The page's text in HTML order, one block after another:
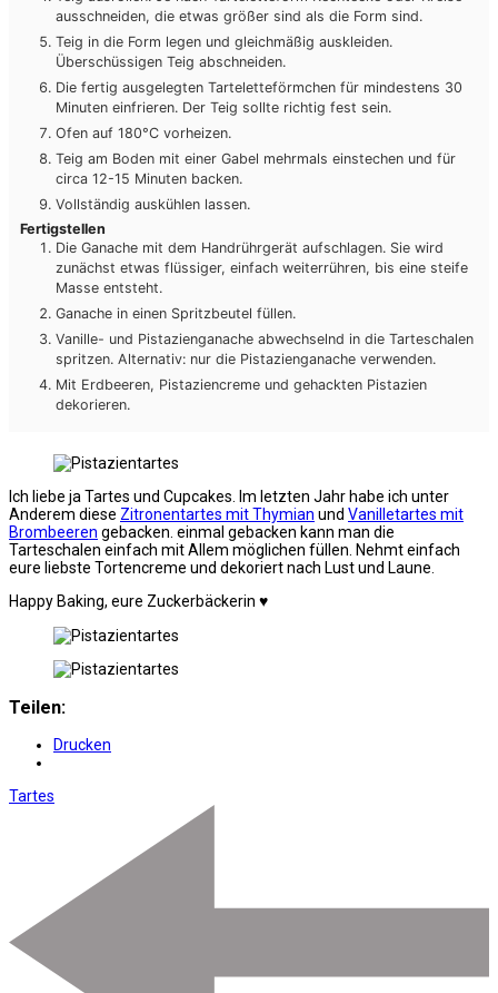
ausschneiden, die etwas größer sind als die Form sind.
Teig in die Form legen und gleichmäßig auskleiden.
Überschüssigen Teig abschneiden.
Die fertig ausgelegten Tarteletteförmchen für mindestens 30
Minuten einfrieren. Der Teig sollte richtig fest sein.
Ofen auf 180°C vorheizen.
Teig am Boden mit einer Gabel mehrmals einstechen und für
circa 12-15 Minuten backen.
Vollständig auskühlen lassen.
Fertigstellen
Die Ganache mit dem Handrührgerät aufschlagen. Sie wird
zunächst etwas flüssiger, einfach weiterrühren, bis eine steife
Masse entsteht.
Ganache in einen Spritzbeutel füllen.
Vanille- und Pistazienganache abwechselnd in die Tarteschalen
spritzen. Alternativ: nur die Pistazienganache verwenden.
Mit Erdbeeren, Pistaziencreme und gehackten Pistazien
dekorieren.
Ich liebe ja Tartes und Cupcakes. Im letzten Jahr habe ich unter
Anderem diese Zitronentartes mit Thymian und Vanilletartes mit
Brombeeren gebacken. einmal gebacken kann man die
Tarteschalen einfach mit Allem möglichen füllen. Nehmt einfach
eure liebste Tortencreme und dekoriert nach Lust und Laune.
Happy Baking, eure Zuckerbäckerin ♥
Teilen:
Drucken
Tartes